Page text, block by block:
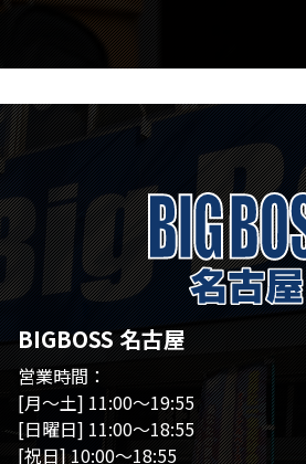
BIGBOSS 名古屋
営業時間：
[月～土] 11:00～19:55
[日曜日] 11:00～18:55
[祝日] 10:00～18:55